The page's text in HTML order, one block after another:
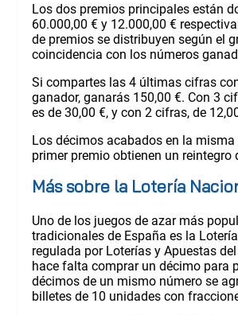
Los dos premios principales están
60.000,00 € y 12.000,00 €
de premios se distribuyen según el
coincidencia con los números
Si compartes las 4 últimas cifras
ganador, ganarás 150,00 €. Con 3
es de 30,00 €, y con 2 cifras, de
Los décimos acabados en la misma
primer premio obtienen un reintegro
Más sobre la Lotería
Uno de los juegos de azar más
tradicionales de España es la
regulada por Loterías y Apuestas
hace falta comprar un décimo para
décimos de un mismo número se
billetes de 10 unidades con